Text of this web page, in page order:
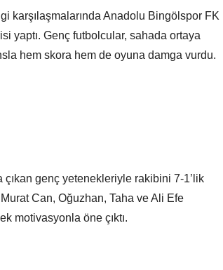
karşılaşmalarında Anadolu Bingölspor FK
yaptı. Genç futbolcular, sahada ortaya
hem skora hem de oyuna damga vurdu.
çıkan genç yetenekleriyle rakibini 7-1’lik
Can, Oğuzhan, Taha ve Ali Efe
motivasyonla öne çıktı.